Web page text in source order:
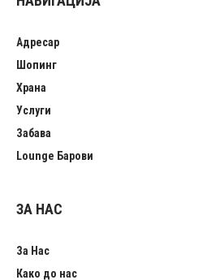
Адресар
Шопинг
Храна
Услуги
Забава
Lounge Барови
ЗА НАС
За Нас
Како до нас